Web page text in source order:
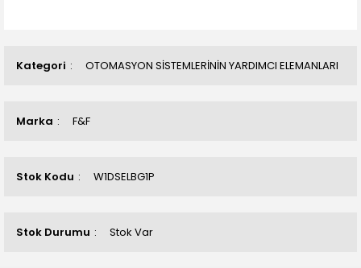
Kategori OTOMASYON SİSTEMLERİNİN YARDIMCI ELEMANLARI
Marka F&F
Stok Kodu W1DSELBG1P
Stok Durumu Stok Var